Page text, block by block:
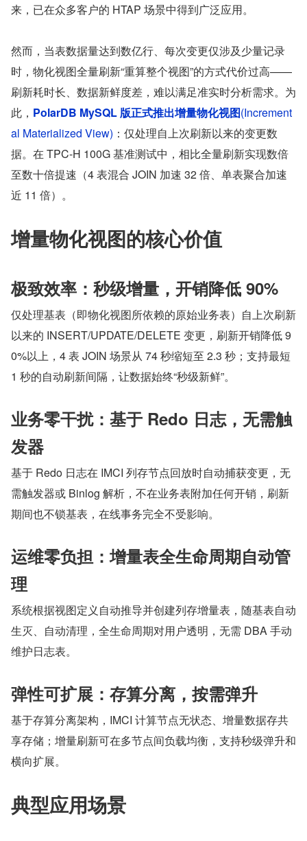
来，已在众多客户的 HTAP 场景中得到广泛应用。
然而，当表数据量达到数亿行、每次变更仅涉及少量记录
时，物化视图全量刷新“重算整个视图”的方式代价过高——
刷新耗时长、数据新鲜度差，难以满足准实时分析需求。为
此， PolarDB MySQL 版正式推出增量物化视图(Increment
al Materialized View) ：仅处理自上次刷新以来的变更数
据。在 TPC-H 100G 基准测试中，相比全量刷新实现数倍
至数十倍提速（4 表混合 JOIN 加速 32 倍、单表聚合加速
近 11 倍）。
增量物化视图的核心价值
极致效率：秒级增量，开销降低 90%
仅处理基表（即物化视图所依赖的原始业务表）自上次刷新
以来的 INSERT/UPDATE/DELETE 变更，刷新开销降低 9
0%以上，4 表 JOIN 场景从 74 秒缩短至 2.3 秒；支持最短
1 秒的自动刷新间隔，让数据始终“秒级新鲜”。
业务零干扰：基于 Redo 日志，无需触
发器
基于 Redo 日志在 IMCI 列存节点回放时自动捕获变更，无
需触发器或 Binlog 解析，不在业务表附加任何开销，刷新
期间也不锁基表，在线事务完全不受影响。
运维零负担：增量表全生命周期自动管
理
系统根据视图定义自动推导并创建列存增量表，随基表自动
生灭、自动清理，全生命周期对用户透明，无需 DBA 手动
维护日志表。
弹性可扩展：存算分离，按需弹升
基于存算分离架构，IMCI 计算节点无状态、增量数据存共
享存储；增量刷新可在多节点间负载均衡，支持秒级弹升和
横向扩展。
典型应用场景